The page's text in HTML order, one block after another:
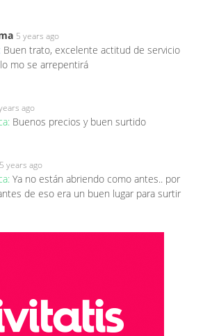
5 years ago
Buen trato, excelente actitud de servicio
mo se arrepentirá
ago
Buenos precios y buen surtido
5 years ago
Ya no están abriendo como antes.. por
de eso era un buen lugar para surtir